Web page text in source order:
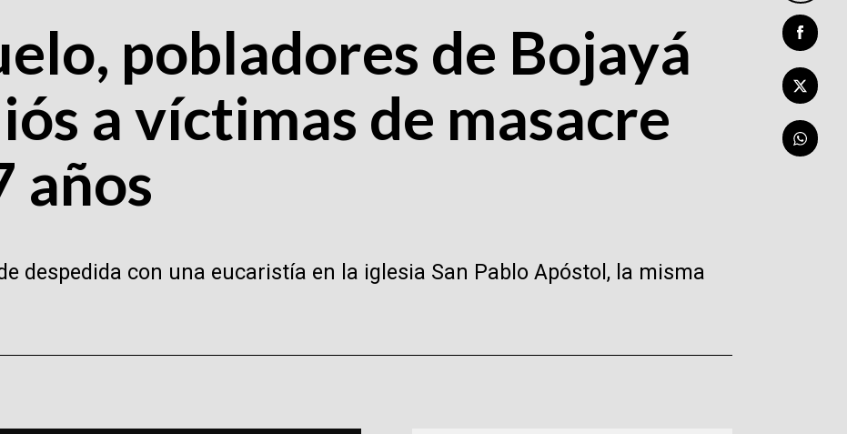
pobladores de Bojayá
a víctimas de masacre
años
despedida con una eucaristía en la iglesia San Pablo Apóstol, la misma